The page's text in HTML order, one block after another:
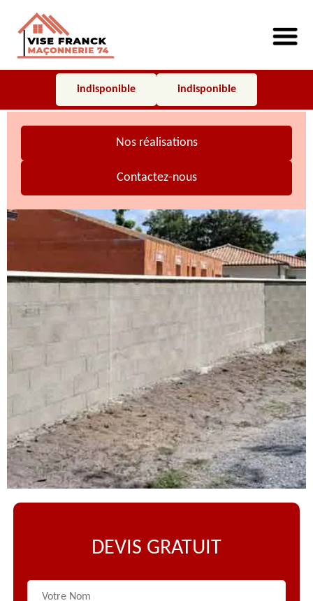
indisponible indisponible
Nos réalisations
Contactez-nous
DEVIS GRATUIT